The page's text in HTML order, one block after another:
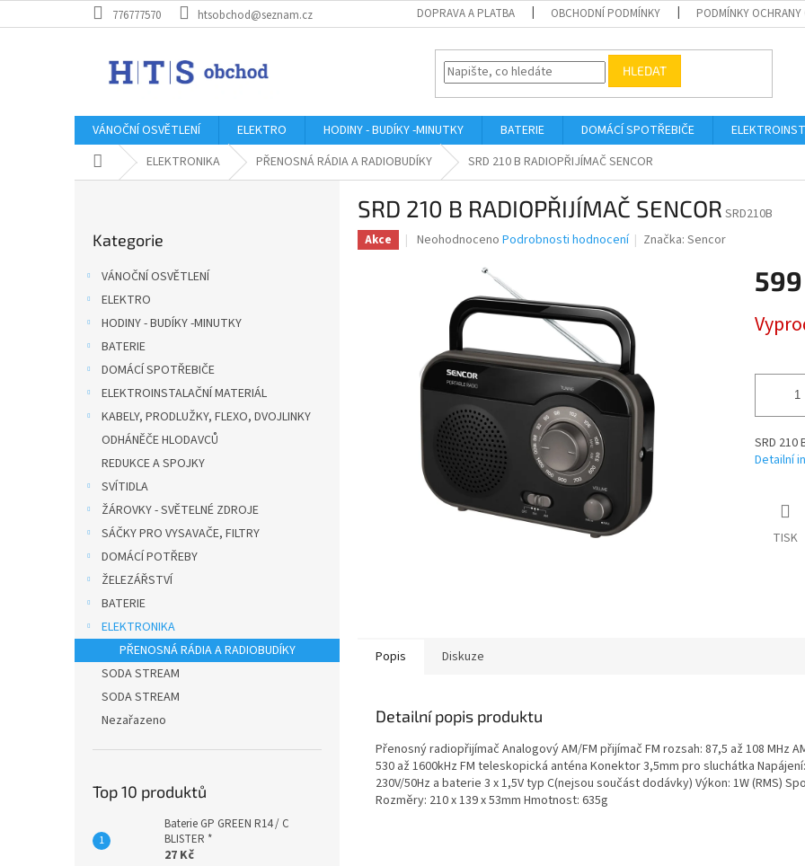
na
776777570 htsobchod@seznam.cz DOPRAVA A PLATBA OBCHODNÍ PODMÍNKY PODMÍNKY OCHRANY
HLEDAT
VÁNOČNÍ OSVĚTLENÍ ELEKTRO HODINY - BUDÍKY -MINUTKY BATERIE DOMÁCÍ SPOTŘEBIČE
Domů ELEKTRONIKA PŘENOSNÁ RÁDIA A RADIOBUDÍKY SRD 210 B RADIOPŘIJÍMAČ SENCOR
kategorie
Kategorie
VÁNOČNÍ OSVĚTLENÍ
ELEKTRO
HODINY - BUDÍKY -MINUTKY
BATERIE
DOMÁCÍ SPOTŘEBIČE
ELEKTROINSTALAČNÍ MATERIÁL
KABELY, PRODLUŽKY, FLEXO, DVOJLINKY
ODHÁNĚČE HLODAVCŮ
REDUKCE A SPOJKY
SVÍTIDLA
ŽÁROVKY - SVĚTELNÉ ZDROJE
SÁČKY PRO VYSAVAČE, FILTRY
DOMÁCÍ POTŘEBY
ŽELEZÁŘSTVÍ
BATERIE
ELEKTRONIKA
PŘENOSNÁ RÁDIA A RADIOBUDÍKY
SODA STREAM
SODA STREAM
Nezařazeno
Top 10 produktů
Baterie GP GREEN R14 / C
BLISTER *
27 Kč
SRD 210 B RADIOPŘIJÍMAČ SENCOR SRD210B
Akce
Průměrné
hvězdiček.
Neohodnoceno Podrobnosti hodnocení Značka:Sencor
cena:
SRD 210
Detailní
TISK
Popis Diskuze
Detailní popis produktu
Přenosný radiopřijímač Analogový AM/FM přijímač FM rozsah: 87,5 až 108 MHz
530 až 1600kHz FM teleskopická anténa Konektor 3,5mm pro sluchátka
230V/50Hz a baterie 3 x 1,5V typ C(nejsou součást dodávky) Výkon: 1W (RMS)
Rozměry: 210 x 139 x 53mm Hmotnost: 635g